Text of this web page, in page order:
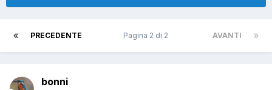
PRECEDENTE AVANTI
Pagina 2 di 2
bonni